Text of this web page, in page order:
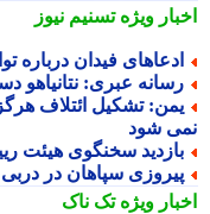
ویژهتسنیم نیوز
فیدان درباره
عبری: نتانیاهو دست
تشکیل ائتلاف هرگز
شود
سخنگوی هیئت
سپاهان در دربی
ویژهتک ناک